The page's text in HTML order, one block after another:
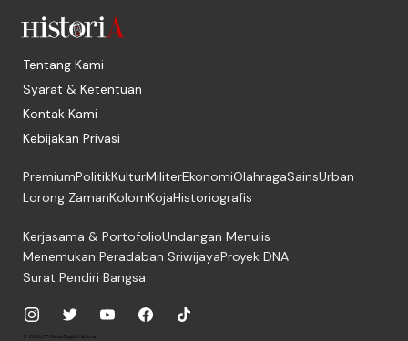
Tentang Kami
Syarat & Ketentuan
Kontak Kami
Kebijakan Privasi
PremiumPolitikKulturMiliterEkonomiOlahragaSainsUrban
Lorong ZamanKolomKojaHistoriografis
Kerjasama & PortofolioUndangan Menulis
Menemukan Peradaban SriwijayaProyek DNA
Surat Pendiri Bangsa
© 2026, PT. Media Digital Historia.